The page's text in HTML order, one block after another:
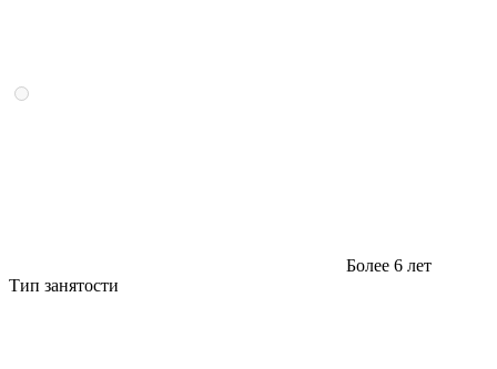
Более 6 лет
Тип занятости